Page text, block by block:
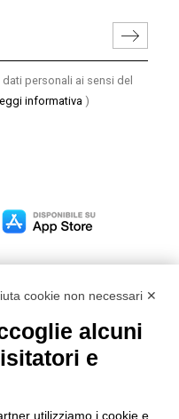
personali ai sensi del
informativa )
e controllo – D. lgs.
cookie non necessari ✕
alcuni
e
utilizziamo i cookie e